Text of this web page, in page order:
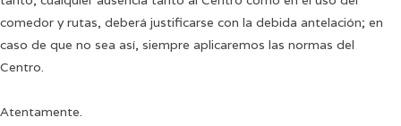
comedor y rutas, deberá justificarse con la debida antelación; en
caso de que no sea así, siempre aplicaremos las normas del
Centro.
Atentamente.